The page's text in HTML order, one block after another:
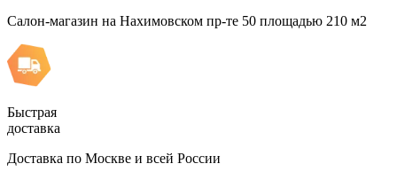
Салон-магазин на Нахимовском пр-те 50 площадью 210 м2
Быстрая
доставка
Доставка по Москве и всей России